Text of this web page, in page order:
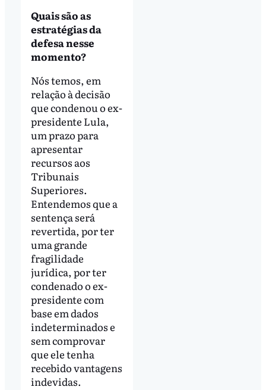
Quais são as
estratégias da
defesa nesse
momento?
Nós temos, em
relação à decisão
que condenou o ex-
presidente Lula,
um prazo para
apresentar
recursos aos
Tribunais
Superiores.
Entendemos que a
sentença será
revertida, por ter
uma grande
fragilidade
jurídica, por ter
condenado o ex-
presidente com
base em dados
indeterminados e
sem comprovar
que ele tenha
recebido vantagens
indevidas.